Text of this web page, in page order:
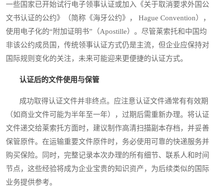
一些国家已开始试行电子领事认证或加入《关于取消要求外国公
文书认证的公约》（简称《海牙公约》， Hague Convention），
使用电子化的“附加证明书”（Apostille）。尽管莱索托和中国均
非该公约成员国，传统领事认证方式仍是主流，但企业应保持对
国际规则变化的关注，未来可能迎来更便捷的认证方式。
认证后的文件使用与保管
成功取得认证文件并非终点。应注意认证文件通常有有效期
（如商业文件可能为半年至一年），过期后需重新办理。将认证
文件递交给莱索托方面时，建议制作高清扫描副本存档，并妥善
保管原件。在运输重要文件原件时，务必使用可靠的快递服务并
购买保险。同时，完整记录本次办理的所有细节、联系人和时间
节点，这些经验将成为企业宝贵的知识资产，为后续类似的国际
业务提供参考。